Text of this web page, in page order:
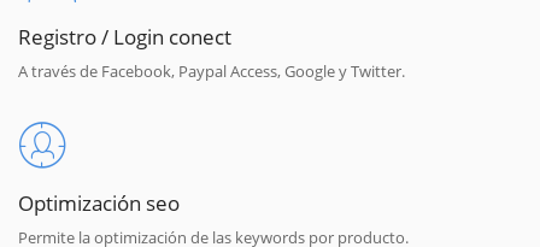
Registro / Login conect
A través de Facebook, Paypal Access, Google y Twitter.
Optimización seo
Permite la optimización de las keywords por producto.